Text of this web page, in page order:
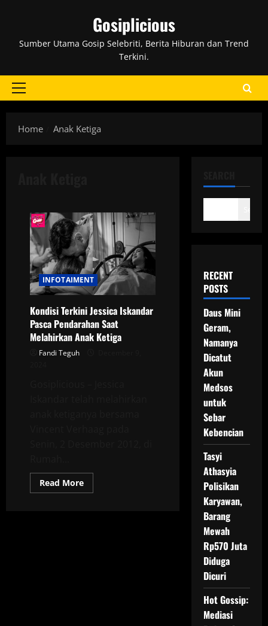
Gosiplicious
Sumber Utama Gosip Selebriti, Berita Hiburan dan Trend
Terkini.
Primary
Home
Anak Ketiga
INFOTAIMENT
Kondisi Terkini Jessica Iskandar
Pasca Pendarahan Saat
Melahirkan Anak Ketiga
Fandi Teguh
Read MoreRead
more
RECENT
POSTS
Daus Mini
Geram,
Namanya
Dicatut
Akun
Medsos
untuk
Sebar
Kebencian
Tasyi
Athasyia
Polisikan
Karyawan,
Barang
Mewah
Rp570 Juta
Diduga
Dicuri
Hot Gossip:
Mediasi